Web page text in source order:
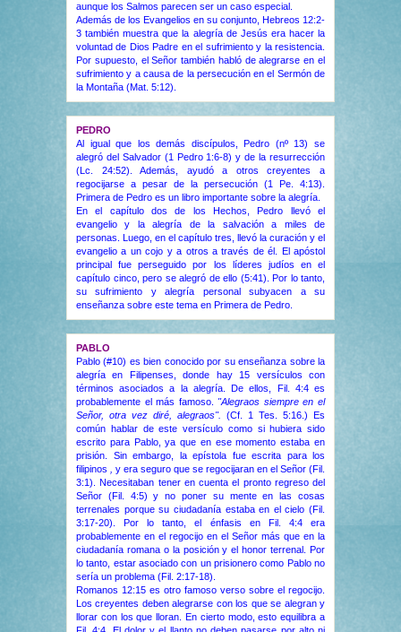
aunque los Salmos parecen ser un caso especial.
Además de los Evangelios en su conjunto, Hebreos 12:2-
3 también muestra que la alegría de Jesús era hacer la
voluntad de Dios Padre en el sufrimiento y la resistencia.
Por supuesto, el Señor también habló de alegrarse en el
sufrimiento y a causa de la persecución en el Sermón de
la Montaña (Mat. 5:12).
PEDRO
Al igual que los demás discípulos, Pedro (nº 13) se
alegró del Salvador (1 Pedro 1:6-8) y de la resurrección
(Lc. 24:52). Además, ayudó a otros creyentes a
regocijarse a pesar de la persecución (1 Pe. 4:13).
Primera de Pedro es un libro importante sobre la alegría.
En el capítulo dos de los Hechos, Pedro llevó el
evangelio y la alegría de la salvación a miles de
personas. Luego, en el capítulo tres, llevó la curación y el
evangelio a un cojo y a otros a través de él. El apóstol
principal fue perseguido por los líderes judíos en el
capítulo cinco, pero se alegró de ello (5:41). Por lo tanto,
su sufrimiento y alegría personal subyacen a su
enseñanza sobre este tema en Primera de Pedro.
PABLO
Pablo (#10) es bien conocido por su enseñanza sobre la
alegría en Filipenses, donde hay 15 versículos con
términos asociados a la alegría. De ellos, Fil. 4:4 es
probablemente el más famoso. "Alegraos siempre en el
Señor, otra vez diré, alegraos". (Cf. 1 Tes. 5:16.) Es
común hablar de este versículo como si hubiera sido
escrito para Pablo, ya que en ese momento estaba en
prisión. Sin embargo, la epístola fue escrita para los
filipinos
y era seguro que se regocijaran en el Señor (Fil.
3:1). Necesitaban tener en cuenta el pronto regreso del
Señor (Fil. 4:5) y no poner su mente en las cosas
terrenales porque su ciudadanía estaba en el cielo (Fil.
3:17-20). Por lo tanto, el énfasis en Fil. 4:4 era
probablemente en el regocijo en el Señor más que en la
ciudadanía romana o la posición y el honor terrenal. Por
lo tanto, estar asociado con un prisionero como Pablo no
sería un problema (Fil. 2:17-18).
Romanos 12:15 es otro famoso verso sobre el regocijo.
Los creyentes deben alegrarse con los que se alegran y
llorar con los que lloran. En cierto modo, esto equilibra a